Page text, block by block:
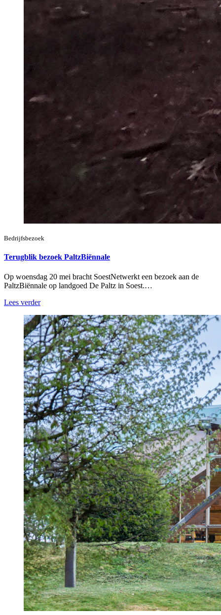
Bedrijfsbezoek
Terugblik bezoek PaltzBiënnale
Op woensdag 20 mei bracht SoestNetwerkt een bezoek aan de
PaltzBiënnale op landgoed De Paltz in Soest.…
Lees verder